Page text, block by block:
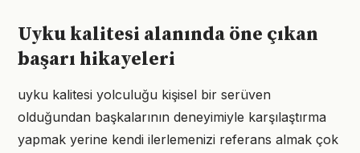
Uyku kalitesi alanında öne çıkan
başarı hikayeleri
uyku kalitesi yolculuğu kişisel bir serüven
olduğundan başkalarının deneyimiyle karşılaştırma
yapmak yerine kendi ilerlemenizi referans almak çok